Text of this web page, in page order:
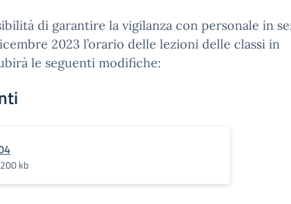
di garantire la vigilanza con personale in
2023 l’orario delle lezioni delle classi in
le seguenti modifiche:
kb